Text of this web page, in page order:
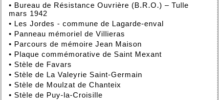
• Bureau de Résistance Ouvrière (B.R.O.) – Tulle
mars 1942
• Les Jordes - commune de Lagarde-enval
• Panneau mémoriel de Villieras
• Parcours de mémoire Jean Maison
• Plaque commémorative de Saint Mexant
• Stèle de Favars
• Stèle de La Valeyrie Saint-Germain
• Stèle de Moulzat de Chanteix
• Stèle de Puy-la-Croisille